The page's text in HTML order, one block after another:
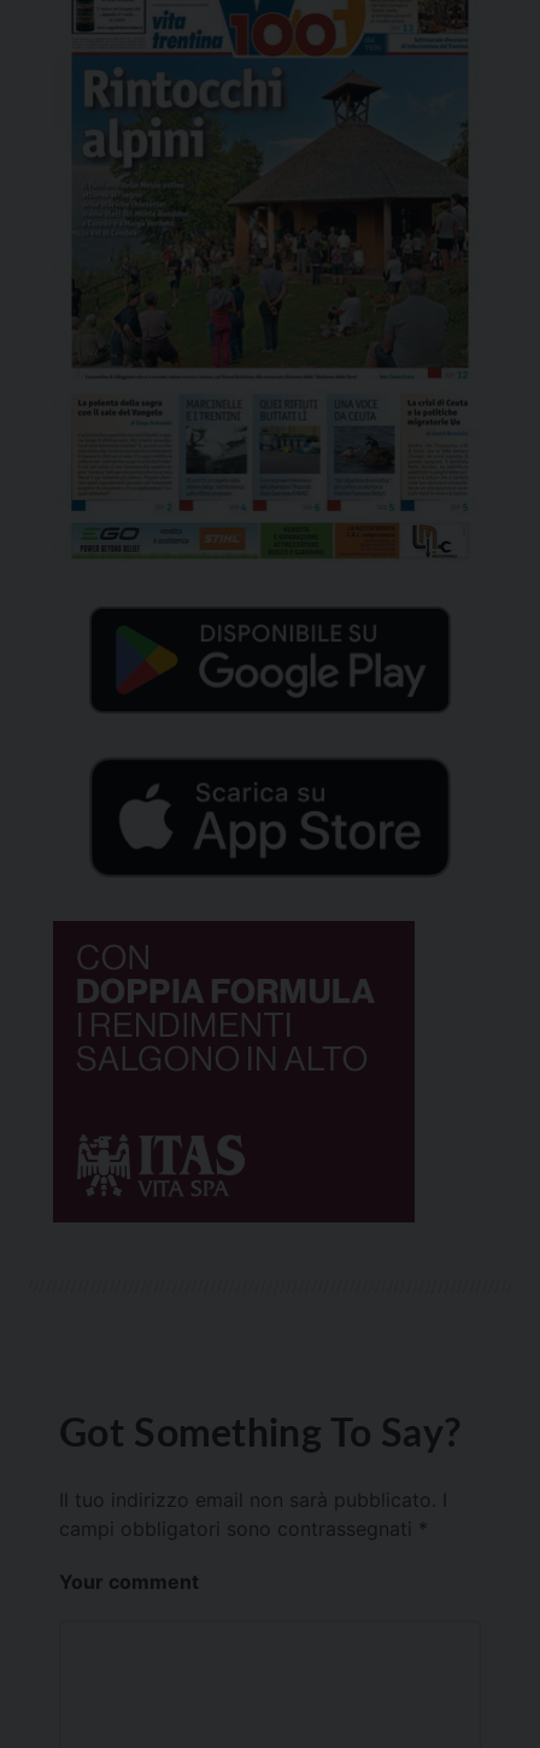
Got Something To Say?
Il tuo indirizzo email non sarà pubblicato.
campi obbligatori sono contrassegnati *
Your comment